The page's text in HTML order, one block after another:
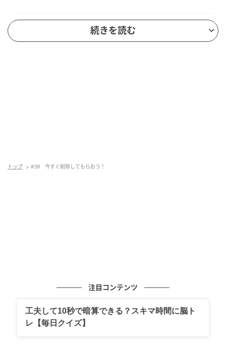
続きを読む
トップ #39 今すぐ削除してもらおう！
注目コンテンツ
工夫して10秒で暗算できる？スキマ時間に脳ト
レ【毎日クイズ】